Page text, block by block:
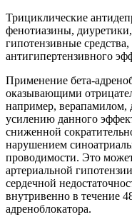
Трициклические
фенотиазины,
гипотензивные
антигипертензивного
Применение бета-
оказывающими
например, верапамилом,
усилению данного
сниженной
нарушением
проводимости. Это
артериальной
сердечной
внутривенно в течение
адреноблокатора.